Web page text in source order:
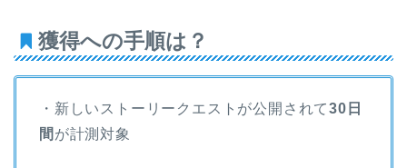
獲得への手順は？
・新しいストーリークエストが公開されて30日
間 が計測対象